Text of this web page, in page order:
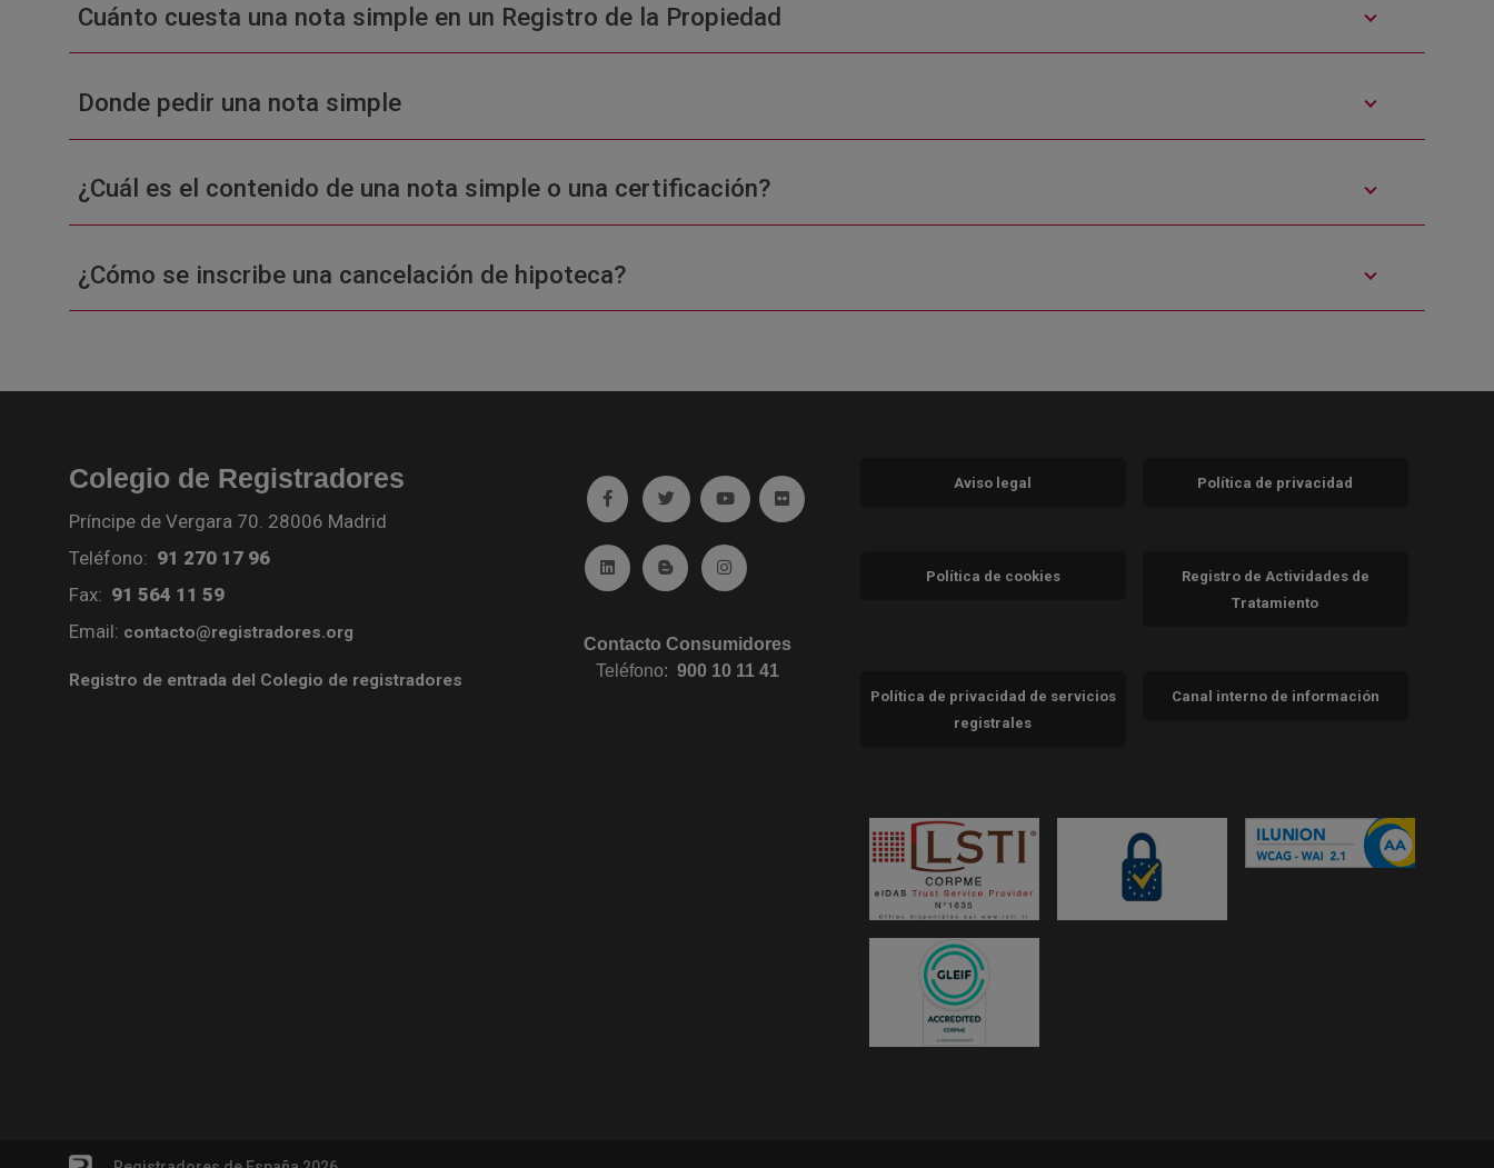
Cuánto cuesta una nota simple en un Registro de la Propiedad
Donde pedir una nota simple
¿Cuál es el contenido de una nota simple o una certificación?
¿Cómo se inscribe una cancelación de hipoteca?
Colegio de Registradores
Príncipe de Vergara 70. 28006 Madrid
Teléfono: 91 270 17 96
Fax: 91 564 11 59
Email: contacto@registradores.org
Registro de entrada del Colegio de registradores
Ir a facebook (abre en ventana nueva)
Ir a twitter (abre en ventana nueva)
Ir a YouTube (abre en ventana nueva)
Ir a Flickr (abre en ventana nueva)
Ir a Linkedin (abre en ventana nueva)
Ir al Blog (abre en ventana nueva)
Ir a Instagram (abre en ventana nueva)
Contacto Consumidores
Teléfono:900 10 11 41
Aviso legal Política de privacidad
Política de cookies
Registro de Actividades de
Tratamiento
Política de privacidad de servicios
registrales
Canal interno de información